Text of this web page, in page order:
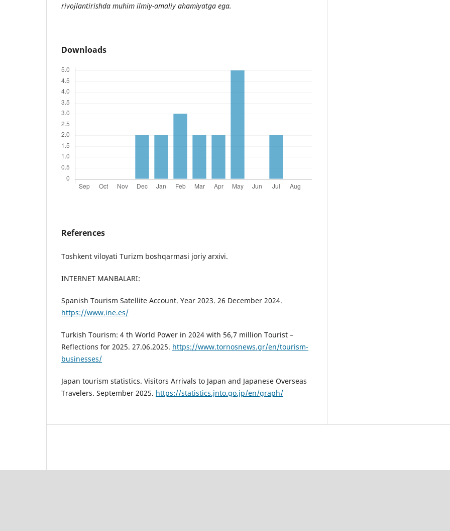
rivojlantirishda muhim ilmiy-amaliy ahamiyatga ega.
Downloads
References
Toshkent viloyati Turizm boshqarmasi joriy arxivi.
INTERNET MANBALARI:
Spanish Tourism Satellite Account. Year 2023. 26 December 2024.
https://www.ine.es/
Turkish Tourism: 4 th World Power in 2024 with 56,7 million Tourist –
Reflections for 2025. 27.06.2025. https://www.tornosnews.gr/en/tourism-
businesses/
Japan tourism statistics. Visitors Arrivals to Japan and Japanese Overseas
Travelers. September 2025. https://statistics.jnto.go.jp/en/graph/